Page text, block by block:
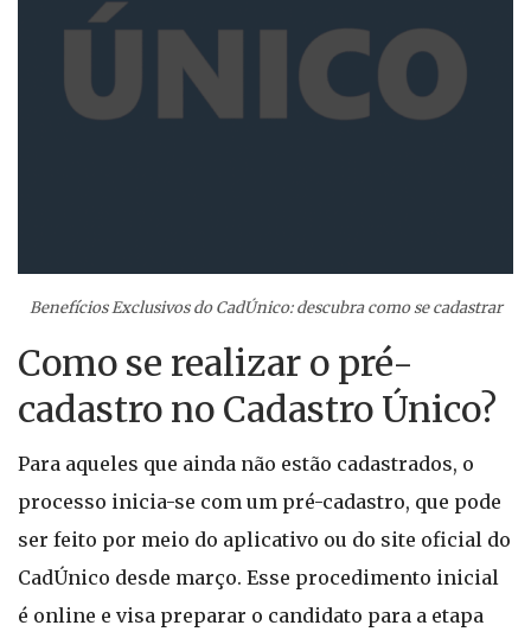
Benefícios Exclusivos do CadÚnico: descubra como se cadastrar
Como se realizar o pré-
cadastro no Cadastro Único?
Para aqueles que ainda não estão cadastrados, o
processo inicia-se com um pré-cadastro, que pode
ser feito por meio do aplicativo ou do site oficial do
CadÚnico desde março. Esse procedimento inicial
é online e visa preparar o candidato para a etapa